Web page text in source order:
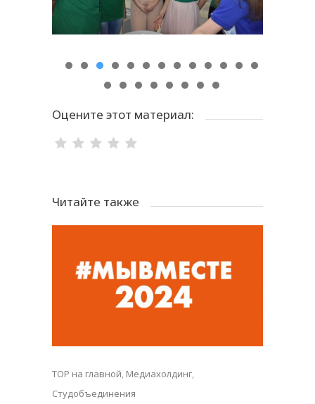
Оцените этот материал:
Читайте также
TOP на главной, Медиахолдинг,
Студобъединения